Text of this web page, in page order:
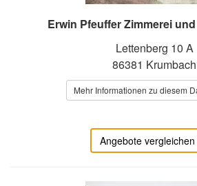
Erwin Pfeuffer Zimmerei
Lettenberg 10 A
86381 Krumbach
Mehr Informationen zu diesem
Angebote vergleichen